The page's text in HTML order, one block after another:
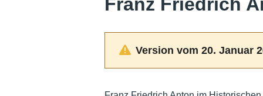
Franz Friedrich
Version vom 20. Januar